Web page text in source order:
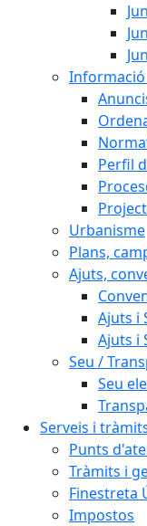
Perfil
Urbanisme
Plans,
Ajuts,
Ajuts i
Ajuts i
Seu /
Seu
Serveis i
Punts
Tràmits i
Finestreta
Impostos